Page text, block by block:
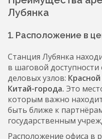
Лубянка
1. Расположение в
Станция Лубянка
в шаговой
деловых узлов:
Китай-города. Это
которым важно
быть ближе к
государственным
Расположение офиса в